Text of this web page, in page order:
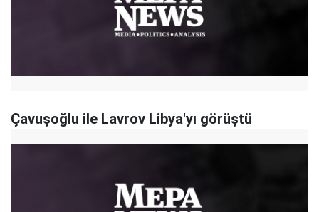
Çavuşoğlu ile Lavrov Libya'yı görüştü